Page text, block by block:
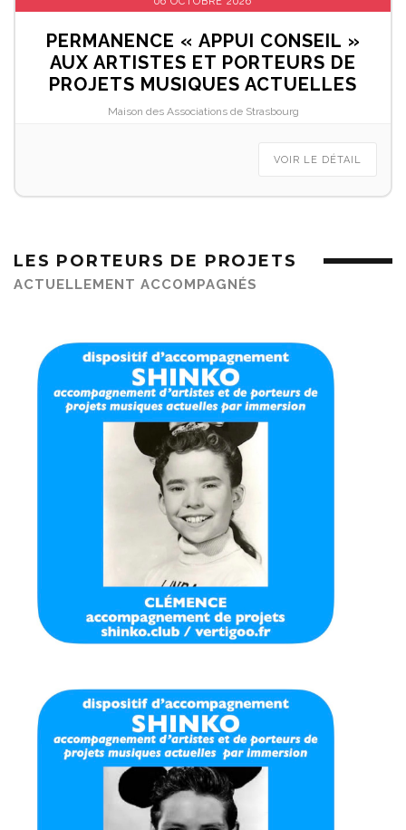
PERMANENCE « APPUI CONSEIL »
AUX ARTISTES ET PORTEURS DE
PROJETS MUSIQUES ACTUELLES
Maison des Associations de Strasbourg
VOIR LE DÉTAIL
LES PORTEURS DE PROJETS
ACTUELLEMENT ACCOMPAGNÉS